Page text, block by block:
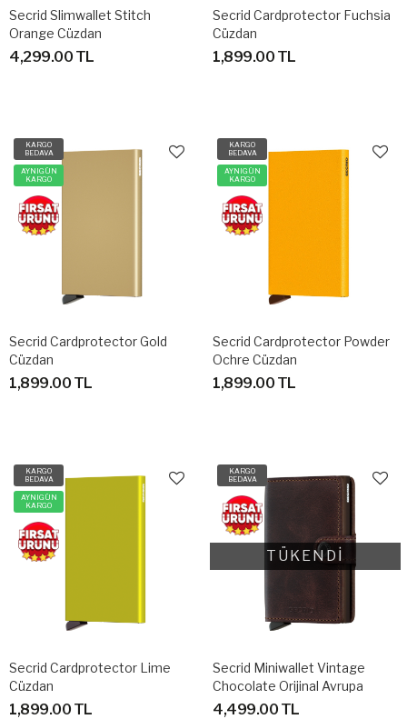
Secrid Slimwallet Stitch
Orange Cüzdan
4,299.00 TL
Secrid Cardprotector Fuchsia
Cüzdan
1,899.00 TL
KARGO
BEDAVA
AYNIGÜN
KARGO
Secrid Cardprotector Gold
Cüzdan
1,899.00 TL
KARGO
BEDAVA
AYNIGÜN
KARGO
Secrid Cardprotector Powder
Ochre Cüzdan
1,899.00 TL
KARGO
BEDAVA
AYNIGÜN
KARGO
Secrid Cardprotector Lime
Cüzdan
1,899.00 TL
KARGO
BEDAVA
TÜKENDİ
Secrid Miniwallet Vintage
Chocolate Orijinal Avrupa
Derisi Cüzdan
4,499.00 TL